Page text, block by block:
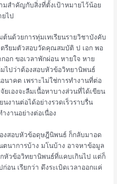
มสำคัญกับสิ่งที่ตั้งเป้าหมายไว้น้อย
ยไป
นด้วยการทุ่มเทเรียนรายวิชาบังคับ
ตรียมตัวสอบวัดคุณสมบัติ ป เอก พอ
อก ขอเวลาพักผ่อน หายใจ หาย
ไปว่าต้องสอบหัวข้อวิทยานิพนธ์
นาคต เพราะไม่ใช่การทำงานที่ต่อ
ยเองจะลืมเนื้อหาบางส่วนที่ได้เขียน
งานต่อได้อย่างรวดเร็วราบรื่น
งานอย่างต่อเนื่อง
องสอบหัวข้อดุษฎีนิพนธ์ ก็กลับมาอด
นาการบ้าง มโนบ้าง อาจหาข้อมูล
หัวข้อวิทยานิพนธ์ที่แคบเกินไป แต่ก็
อน เรียกว่า ดึงระเบิดเวลาออกแค่